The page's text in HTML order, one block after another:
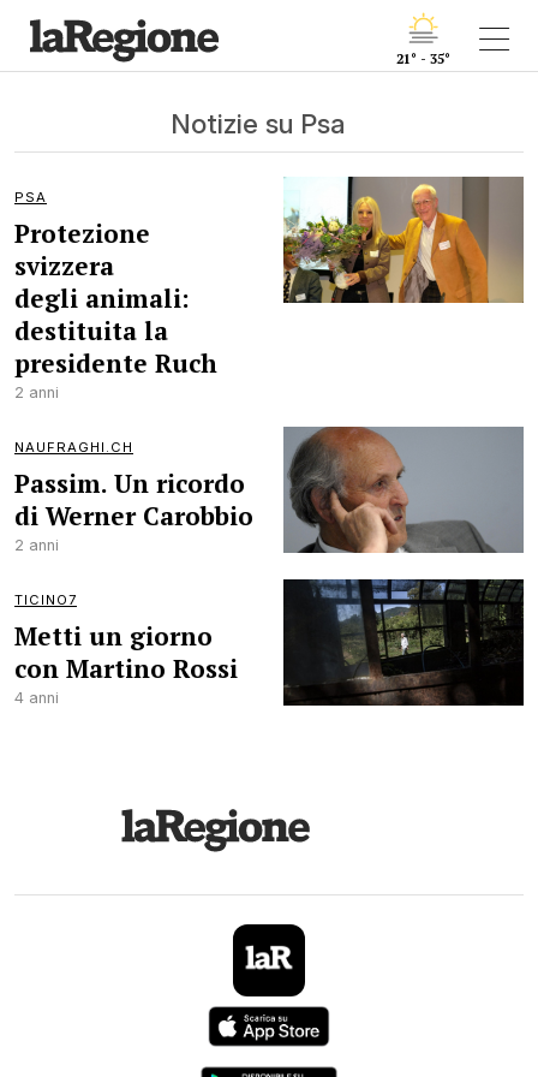
21° - 35°
Notizie su Psa
PSA
Protezione
svizzera
degli animali:
destituita la
presidente Ruch
2 anni
NAUFRAGHI.CH
Passim. Un ricordo
di Werner Carobbio
2 anni
TICINO7
Metti un giorno
con Martino Rossi
4 anni